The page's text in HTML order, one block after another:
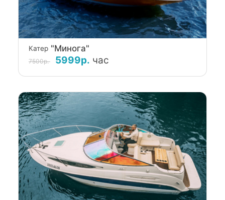
Катер"Минога"
7500р. 5999р. час